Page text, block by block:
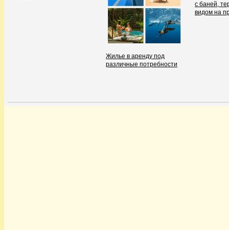
Жилье в аренду под
различные потребности
с баней,
видом на